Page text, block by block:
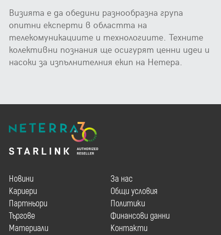
Визията е да обедини разнообразна група
опитни експерти в областта на
телекомуникациите и технологиите. Техните
колективни познания ще осигурят ценни идеи и
насоки за изпълнителния екип на Нетера.
Новини
Кариери
Партньори
Търгове
Материали
За нас
Общи условия
Политики
Финансови данни
Контакти